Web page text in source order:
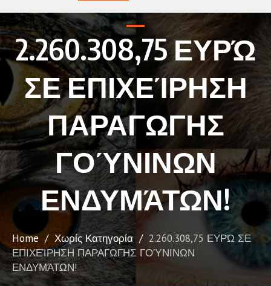
2.260.308,75 ΕΥΡΏ
ΣΕ ΕΠΙΧΕΊΡΗΣΗ
ΠΑΡΑΓΩΓΗΣ
ΓΟΎΝΙΝΩΝ
ΕΝΔΥΜΆΤΩΝ!
Home / Χωρίς Κατηγορία / 2.260.308,75 ΕΥΡΏ ΣΕ
ΕΠΙΧΕΊΡΗΣΗ ΠΑΡΑΓΩΓΗΣ ΓΟΎΝΙΝΩΝ
ΕΝΔΥΜΆΤΩΝ!